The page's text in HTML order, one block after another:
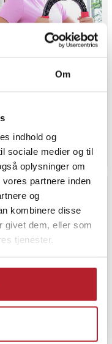
Om
indhold og
sociale medier og til
oplysninger om
partnere inden
og
kombinere disse
givet dem, eller som
tjenester.
armtræner med
til
149 kr.
Køb
44 cm - Sort